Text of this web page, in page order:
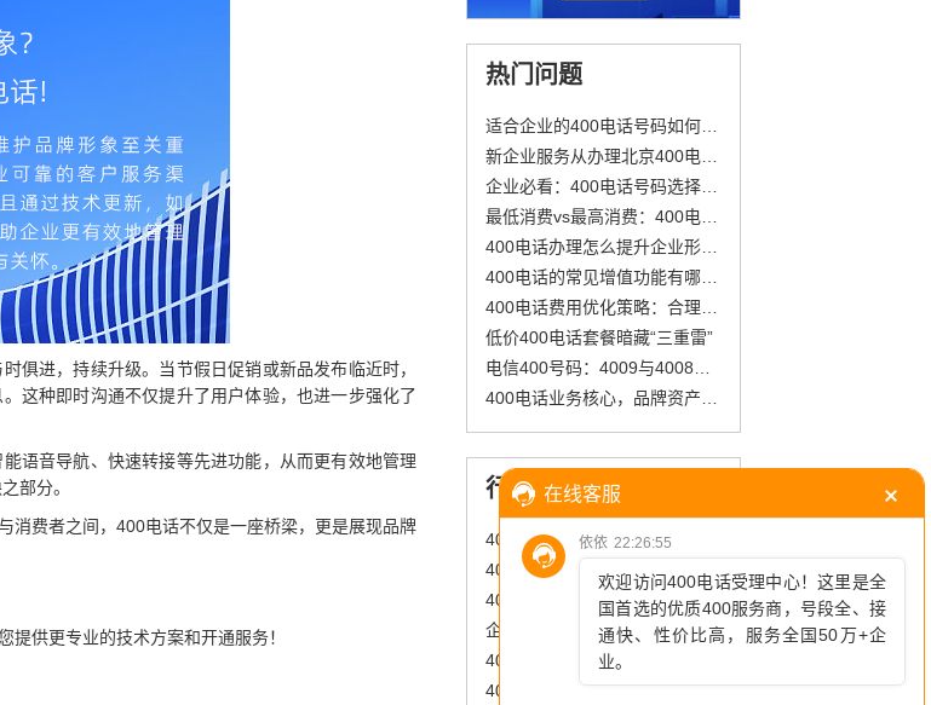
俱进，持续升级。当节假日促销或新品发布临近时，
这种即时沟通不仅提升了用户体验，也进一步强化了
语音导航、快速转接等先进功能，从而更有效地管理
部分。
消费者之间，400电话不仅是一座桥梁，更是展现品牌
供更专业的技术方案和开通服务！
热门问题
低价400电话套餐暗藏“三重雷”
行业资讯
400电话官网的400收费标准是怎样的？
400电话开通流程详解，助力企业快速建立沟通桥梁
企业400电话是一种专为企业设计的客服热线服务，具有以下核心特点和优势
400电话包月资费全揭秘：轻松掌握计算方式，选对套餐降本增效